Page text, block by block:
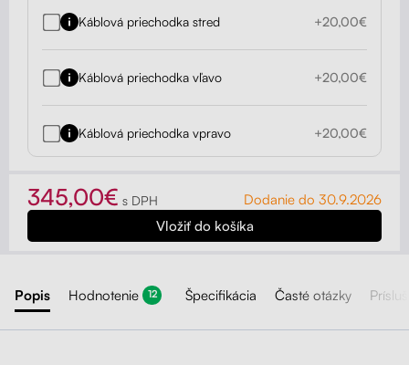
Káblová priechodka stred +20,00€
Káblová priechodka vľavo +20,00€
Káblová priechodka vpravo +20,00€
345,00€ s DPH Dodanie do 30.9.2026
Popis Hodnotenie 12 Špecifikácia Časté otázky